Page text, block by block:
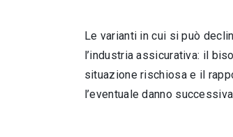
Le varianti in cui si può
l’industria assicurativa: il
situazione rischiosa e il
l’eventuale danno